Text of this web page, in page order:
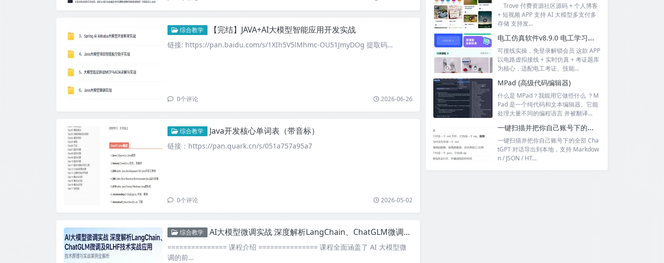
综合教学 【完结】JAVA+AI大模型智能应用开发实战
链接: https://pan.baidu.com/s/1XIh5V5lMhmc-OU51JmyDOg 提取码…
0个评论 2026-06-26
综合教学 Java开发核心单词表（带音标）
链接：https://pan.quark.cn/s/051a757a95a7
0个评论 2026-05-02
综合教学 AI大模型微调实战 深度解析LangChain、ChatGLM微调及RLHF技术实战应用
=============== 课程介绍 =============== 课程全面涵盖了 AI 大模型微
调的前…
Trove 付费资源社区源码 + 个人博客
+ 短视频 APP 支持 AI 大模型多支付多
存储 支持发...
电工仿真软件v8.9.0 电工学习与实操的软件工具
可接线实操，免登录解锁会员 这款 APP
以电路虚拟接线 + 实时仿真 + 考证题库
为核心，适配电工考证、技能...
MPad (高级代码编辑器)
什么是 MPad？我能用它做些什么 ？M
Pad 是一个纯代码和文本编辑器。它能
处理大量不同的编程语言 并被翻译...
一键扫描并把你自己账号下的全部 ChatGPT 对话导出到本地
一键扫描并把你自己账号下的全部 Cha
tGPT 对话导出到本地，支持 Markdow
n / JSON / HT...